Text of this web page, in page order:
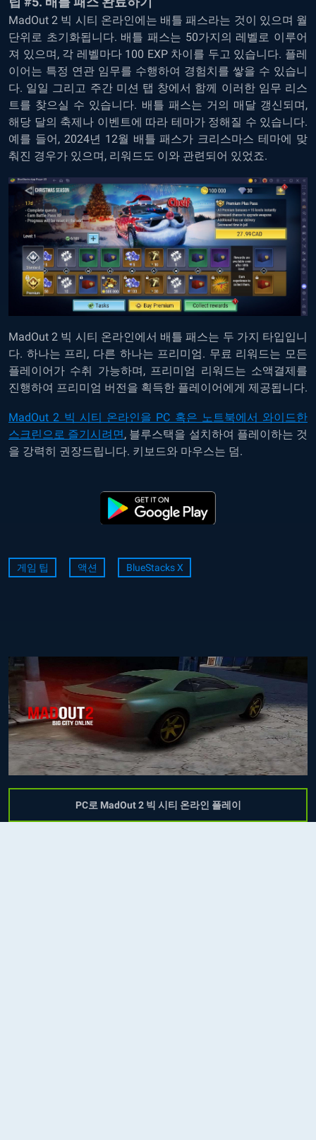
MadOut 2 빅 시티 온라인에는 배틀 패스라는 것이 있으며 월
단위로 초기화됩니다. 배틀 패스는 50가지의 레벨로 이루어
져 있으며, 각 레벨마다 100 EXP 차이를 두고 있습니다. 플레
이어는 특정 연관 임무를 수행하여 경험치를 쌓을 수 있습니
다. 일일 그리고 주간 미션 탭 창에서 함께 이러한 임무 리스
트를 찾으실 수 있습니다. 배틀 패스는 거의 매달 갱신되며,
해당 달의 축제나 이벤트에 따라 테마가 정해질 수 있습니다.
예를 들어, 2024년 12월 배틀 패스가 크리스마스 테마에 맞
춰진 경우가 있으며, 리워드도 이와 관련되어 있었죠.
MadOut 2 빅 시티 온라인에서 배틀 패스는 두 가지 타입입니
다. 하나는 프리, 다른 하나는 프리미엄. 무료 리워드는 모든
플레이어가 수취 가능하며, 프리미엄 리워드는 소액결제를
진행하여 프리미엄 버전을 획득한 플레이어에게 제공됩니다.
MadOut 2 빅 시티 온라인을 PC 혹은 노트북에서 와이드한
스크린으로 즐기시려면, 블루스택을 설치하여 플레이하는 것
을 강력히 권장드립니다. 키보드와 마우스는 덤.
게임 팁 액션 BlueStacks X
PC로 MadOut 2 빅 시티 온라인 플레이